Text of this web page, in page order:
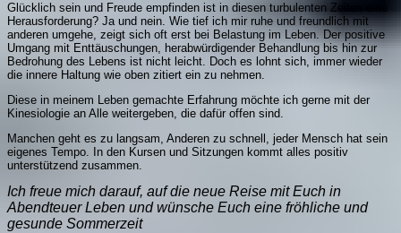
Glücklich sein und Freude empfinden ist in diesen turbulenten Zeiten eine
Herausforderung? Ja und nein. Wie tief ich mir ruhe und freundlich mit
anderen umgehe, zeigt sich oft erst bei Belastung im Leben. Der positive
Umgang mit Enttäuschungen, herabwürdigender Behandlung bis hin zur
Bedrohung des Lebens ist nicht leicht. Doch es lohnt sich, immer wieder
die innere Haltung wie oben zitiert ein zu nehmen.
Diese in meinem Leben gemachte Erfahrung möchte ich gerne mit der
Kinesiologie an Alle weitergeben, die dafür offen sind.
Manchen geht es zu langsam, Anderen zu schnell, jeder Mensch hat sein
eigenes Tempo. In den Kursen und Sitzungen kommt alles positiv
unterstützend zusammen.
Ich freue mich darauf, auf die neue Reise mit Euch in
Abendteuer Leben und wünsche Euch eine fröhliche und
gesunde Sommerzeit